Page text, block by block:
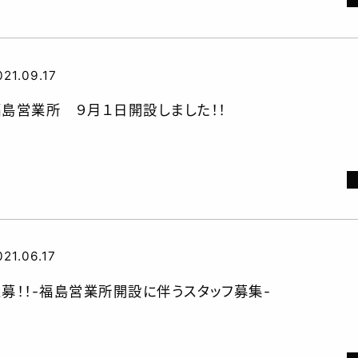
営業所 ９月１日開設しました！！
！！-福島営業所開設に伴うスタッフ募集-